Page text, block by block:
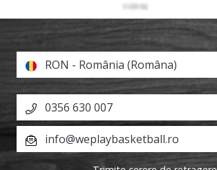
RON - România (Româna)
0356 630 007
info@weplaybasketball.ro